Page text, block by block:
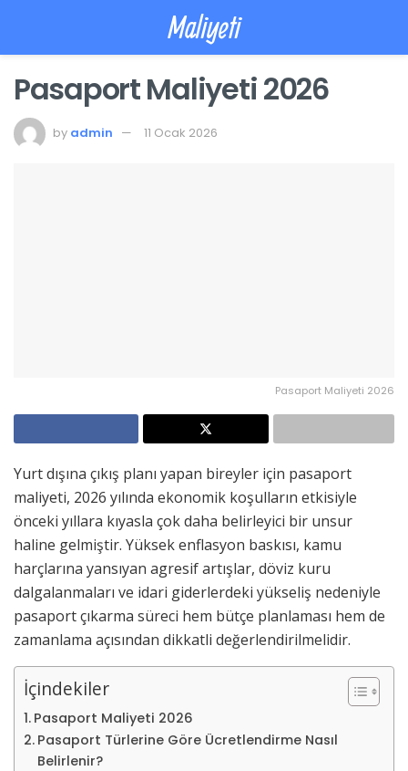
Maliyeti
Pasaport Maliyeti 2026
by admin 11 Ocak 2026
Pasaport Maliyeti 2026
Yurt dışına çıkış planı yapan bireyler için pasaport
maliyeti, 2026 yılında ekonomik koşulların etkisiyle
önceki yıllara kıyasla çok daha belirleyici bir unsur
haline gelmiştir. Yüksek enflasyon baskısı, kamu
harçlarına yansıyan agresif artışlar, döviz kuru
dalgalanmaları ve idari giderlerdeki yükseliş nedeniyle
pasaport çıkarma süreci hem bütçe planlaması hem de
zamanlama açısından dikkatli değerlendirilmelidir.
İçindekiler
Pasaport Maliyeti 2026
Pasaport Türlerine Göre Ücretlendirme Nasıl
Belirlenir?